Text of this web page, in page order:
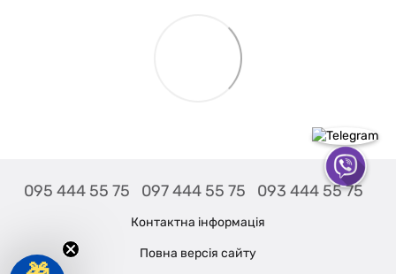
095 444 55 75 097 444 55 75 093 444 55 75
Контактна інформація
Повна версія сайту